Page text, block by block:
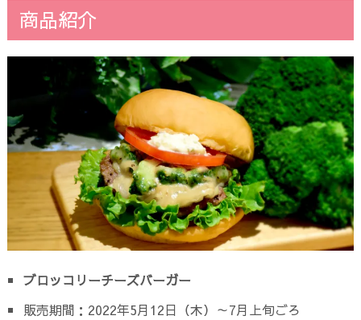
商品紹介
ブロッコリーチーズバーガー
販売期間：2022年5月12日（木）～7月上旬ごろ